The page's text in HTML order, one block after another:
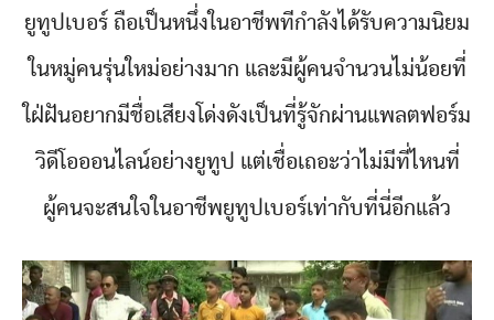
ยูทูปเบอร์ ถือเป็นหนึ่งในอาชีพทีกำลังได้รับความนิยม
ในหมู่คนรุ่นใหม่อย่างมาก และมีผู้คนจำนวนไม่น้อยที่
ใฝ่ฝันอยากมีชื่อเสียงโด่งดังเป็นที่รู้จักผ่านแพลตฟอร์ม
วิดีโอออนไลน์อย่างยูทูป แต่เชื่อเถอะว่าไม่มีที่ไหนที่
ผู้คนจะสนใจในอาชีพยูทูปเบอร์เท่ากับที่นี่อีกแล้ว